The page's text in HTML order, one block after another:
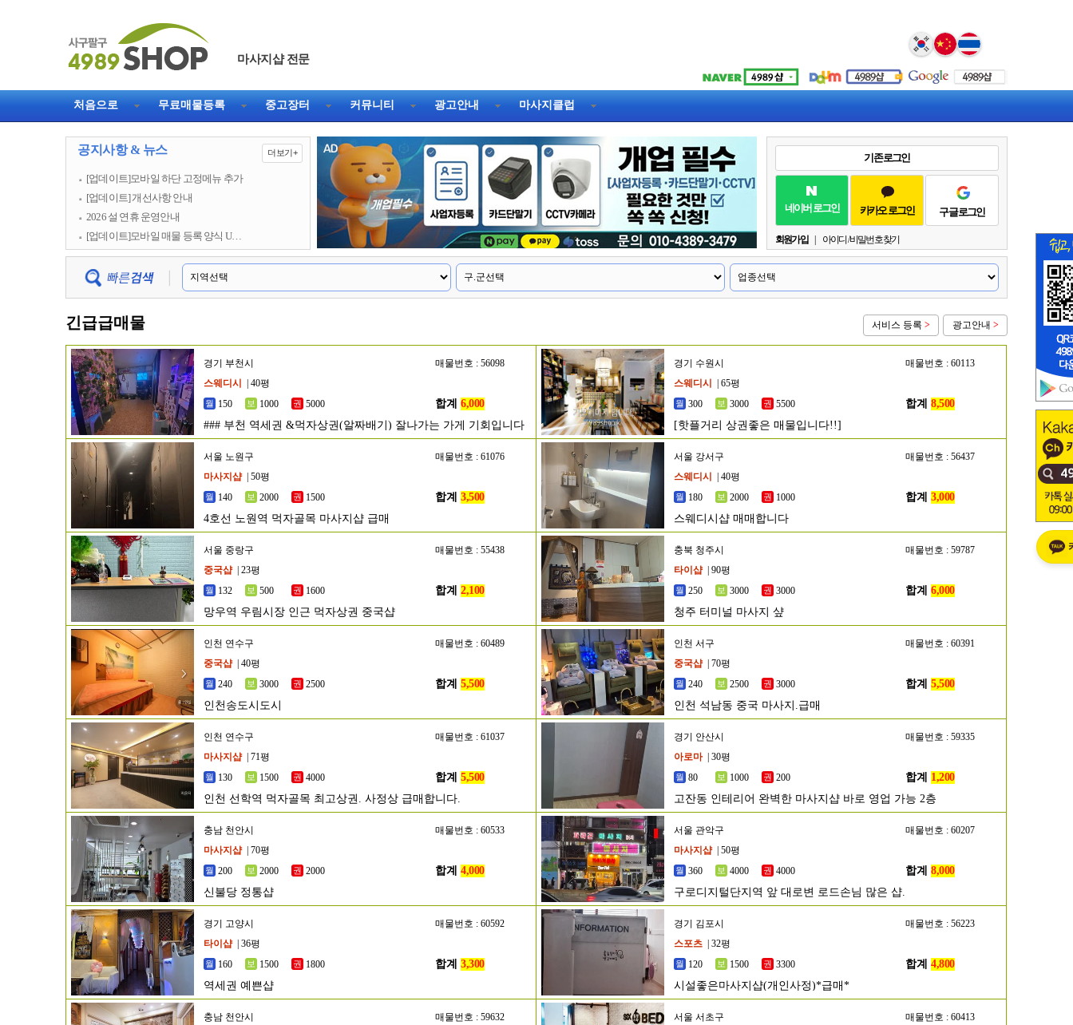
Select Language ▼
마사지샵 전문
처음으로 무료매물등록 중고장터 커뮤니티 광고안내 마사지클럽
공지사항 & 뉴스 더보기+
[업데이트]모바일 하단 고정메뉴 추가
[업데이트] 개선사항 안내
2026 설 연휴 운영안내
[업데이트]모바일 매물 등록 양식 U…
기존 로그인
네이버 로그인 카카오 로그인 구글 로그인
회원가입 아이디 / 비밀번호 찾기
긴급급매물 광고안내 >
서비스 등록 >
경기 부천시
매물번호 : 56098
스웨디시
| 40평
150
1000 5000 합계 6,000
### 부천 역세권 &먹자상권(알짜배기) 잘나가는 가게 기회입니다
###
경기 수원시
매물번호 : 60113
스웨디시
| 65평
300
3000 5500 합계 8,500
[핫플거리 상권좋은 매물입니다!!]
서울 노원구
매물번호 : 61076
마사지샵
| 50평
140
2000 1500 합계 3,500
4호선 노원역 먹자골목 마사지샵 급매
서울 강서구
매물번호 : 56437
스웨디시
| 40평
180
2000 1000 합계 3,000
스웨디시샵 매매합니다
서울 중랑구
매물번호 : 55438
중국샵
| 23평
132
500 1600 합계 2,100
망우역 우림시장 인근 먹자상권 중국샵
충북 청주시
매물번호 : 59787
타이샵
| 90평
250
3000 3000 합계 6,000
청주 터미널 마사지 샾
인천 연수구
매물번호 : 60489
중국샵
| 40평
240
3000 2500 합계 5,500
인천송도시도시
인천 서구
매물번호 : 60391
중국샵
| 70평
240
2500 3000 합계 5,500
인천 석남동 중국 마사지.급매
인천 연수구
매물번호 : 61037
마사지샵
| 71평
130
1500 4000 합계 5,500
인천 선학역 먹자골목 최고상권. 사정상 급매합니다.
경기 안산시
매물번호 : 59335
아로마
| 30평
80
1000 200 합계 1,200
고잔동 인테리어 완벽한 마사지샵 바로 영업 가능 2층
충남 천안시
매물번호 : 60533
마사지샵
| 70평
200
2000 2000 합계 4,000
신불당 정통샵
서울 관악구
매물번호 : 60207
마사지샵
| 50평
360
4000 4000 합계 8,000
구로디지털단지역 앞 대로변 로드손님 많은 샵.
경기 고양시
매물번호 : 60592
타이샵
| 36평
160
1500 1800 합계 3,300
역세권 예쁜샵
경기 김포시
매물번호 : 56223
스포츠
| 32평
120
1500 3300 합계 4,800
시설좋은마사지샵(개인사정)*급매*
충남 천안시
매물번호 : 59632
서울 서초구
매물번호 : 60413